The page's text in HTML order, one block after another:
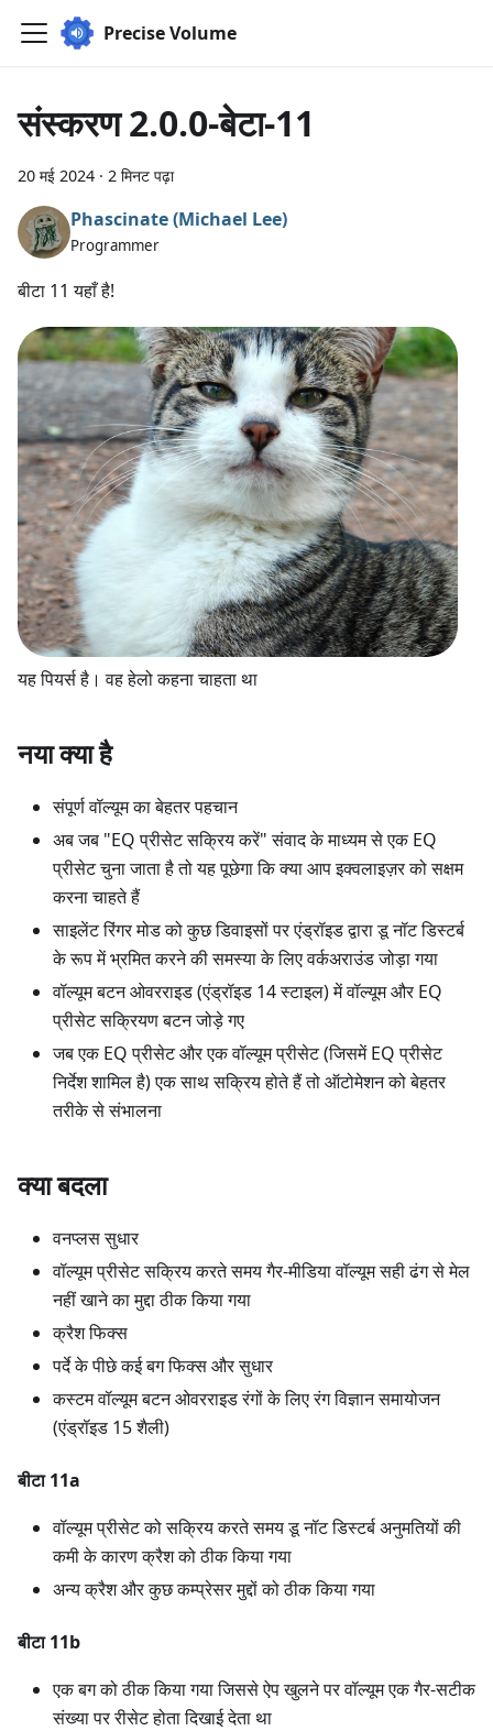
Precise Volume
संस्करण 2.0.0-बेटा-11
20 मई 2024 · 2 मिनट पढ़ा
Phascinate (Michael Lee)
Programmer
बीटा 11 यहाँ है!
यह पियर्स है। वह हेलो कहना चाहता था
नया क्या है
संपूर्ण वॉल्यूम का बेहतर पहचान
अब जब "EQ प्रीसेट सक्रिय करें" संवाद के माध्यम से एक EQ
प्रीसेट चुना जाता है तो यह पूछेगा कि क्या आप इक्वलाइज़र को सक्षम
करना चाहते हैं
साइलेंट रिंगर मोड को कुछ डिवाइसों पर एंड्रॉइड द्वारा डू नॉट डिस्टर्ब
के रूप में भ्रमित करने की समस्या के लिए वर्कअराउंड जोड़ा गया
वॉल्यूम बटन ओवरराइड (एंड्रॉइड 14 स्टाइल) में वॉल्यूम और EQ
प्रीसेट सक्रियण बटन जोड़े गए
जब एक EQ प्रीसेट और एक वॉल्यूम प्रीसेट (जिसमें EQ प्रीसेट
निर्देश शामिल है) एक साथ सक्रिय होते हैं तो ऑटोमेशन को बेहतर
तरीके से संभालना
क्या बदला
वनप्लस सुधार
वॉल्यूम प्रीसेट सक्रिय करते समय गैर-मीडिया वॉल्यूम सही ढंग से मेल
नहीं खाने का मुद्दा ठीक किया गया
क्रैश फिक्स
पर्दे के पीछे कई बग फिक्स और सुधार
कस्टम वॉल्यूम बटन ओवरराइड रंगों के लिए रंग विज्ञान समायोजन
(एंड्रॉइड 15 शैली)
बीटा 11a
वॉल्यूम प्रीसेट को सक्रिय करते समय डू नॉट डिस्टर्ब अनुमतियों की
कमी के कारण क्रैश को ठीक किया गया
अन्य क्रैश और कुछ कम्प्रेसर मुद्दों को ठीक किया गया
बीटा 11b
एक बग को ठीक किया गया जिससे ऐप खुलने पर वॉल्यूम एक गैर-सटीक
संख्या पर रीसेट होता दिखाई देता था